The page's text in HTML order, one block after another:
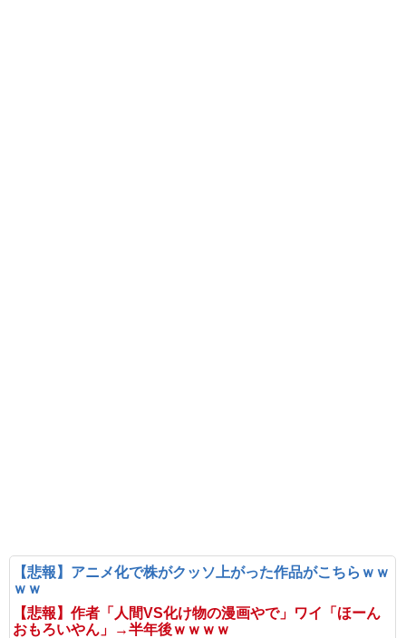
【悲報】アニメ化で株がクッソ上がった作品がこちらｗｗ
ｗｗ
【悲報】作者「人間VS化け物の漫画やで」ワイ「ほーん
おもろいやん」→半年後ｗｗｗｗ